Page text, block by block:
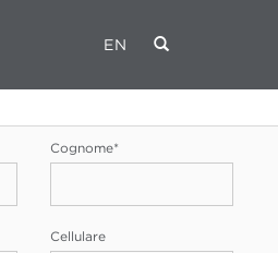
EN
Cognome*
Cellulare